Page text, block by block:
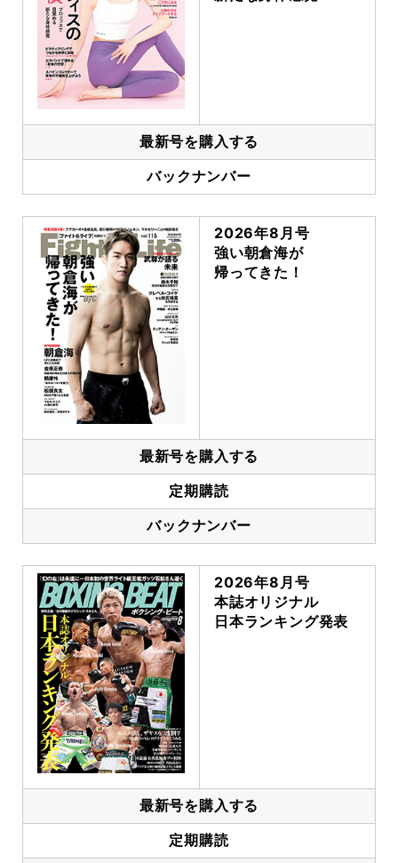
最新号を購入する
バックナンバー
2026年8月号
強い朝倉海が
帰ってきた！
最新号を購入する
定期購読
バックナンバー
2026年8月号
本誌オリジナル
日本ランキング発表
最新号を購入する
定期購読